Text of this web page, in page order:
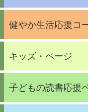
健やか生活応援コ
キッズ・ページ
子どもの読書応援